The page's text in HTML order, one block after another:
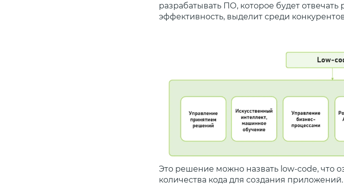
разрабатывать ПО, которое будет
эффективность, выделит среди
Это решение можно назвать low-code, что
количества кода для создания